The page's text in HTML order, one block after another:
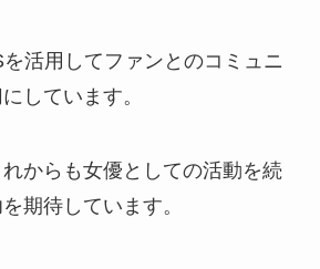
活用してファンとのコミュニ
しています。
からも女優としての活動を続
期待しています。